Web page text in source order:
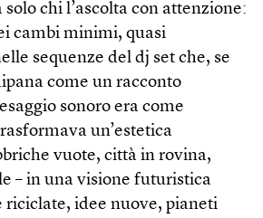
chi l’ascolta con attenzione:
cambi minimi, quasi
sequenze del dj set che, se
come un racconto
sonoro era come
un’estetica
vuote, città in rovina,
– in una visione futuristica
idee nuove, pianeti